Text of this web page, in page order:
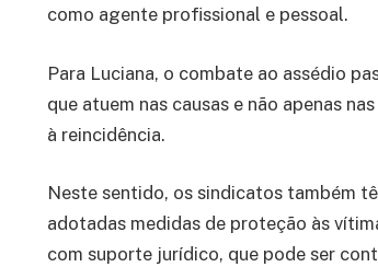
como agente profissional e pessoal.
Para Luciana, o combate ao assédio
que atuem nas causas e não apenas
à reincidência.
Neste sentido, os sindicatos também
adotadas medidas de proteção às
com suporte jurídico, que pode ser